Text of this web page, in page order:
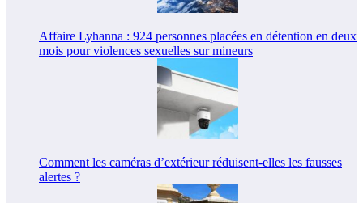
Affaire Lyhanna : 924 personnes placées en détention en deux
mois pour violences sexuelles sur mineurs
Comment les caméras d’extérieur réduisent-elles les fausses
alertes ?